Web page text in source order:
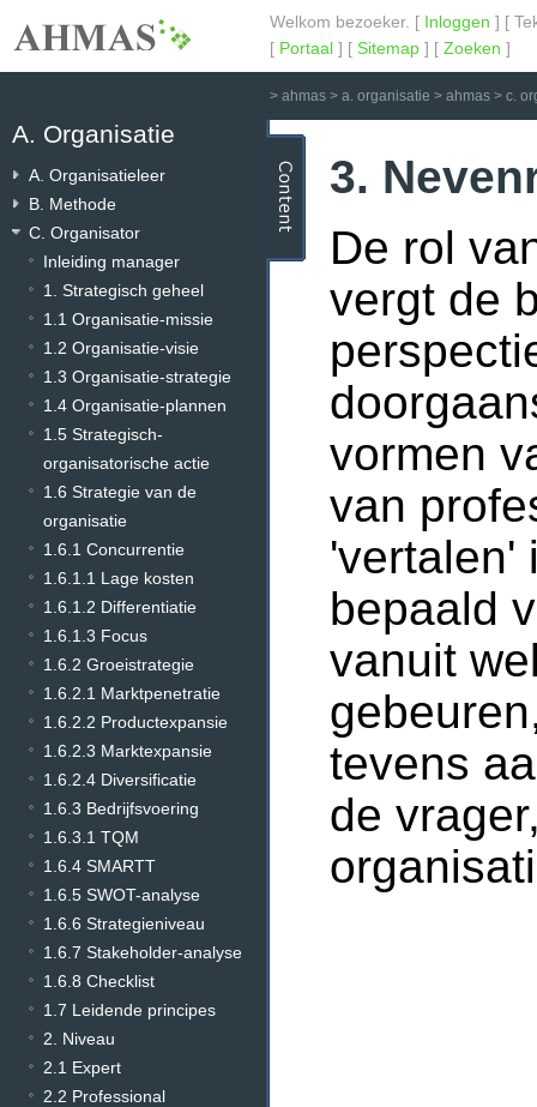
Welkom bezoeker. [ Inloggen ] [
[ Portaal ] [ Sitemap ] [ Zoeken ]
> ahmas > a. organisatie > ahmas > c.
A. Organisatie
A. Organisatieleer
B. Methode
C. Organisator
Inleiding manager
1. Strategisch geheel
1.1 Organisatie-missie
1.2 Organisatie-visie
1.3 Organisatie-strategie
1.4 Organisatie-plannen
1.5 Strategisch-
organisatorische actie
1.6 Strategie van de
organisatie
1.6.1 Concurrentie
1.6.1.1 Lage kosten
1.6.1.2 Differentiatie
1.6.1.3 Focus
1.6.2 Groeistrategie
1.6.2.1 Marktpenetratie
1.6.2.2 Productexpansie
1.6.2.3 Marktexpansie
1.6.2.4 Diversificatie
1.6.3 Bedrijfsvoering
1.6.3.1 TQM
1.6.4 SMARTT
1.6.5 SWOT-analyse
1.6.6 Strategieniveau
1.6.7 Stakeholder-analyse
1.6.8 Checklist
1.7 Leidende principes
2. Niveau
2.1 Expert
2.2 Professional
3.
De rol
vergt de
vormen
van
'vertalen'
bepaald
vanuit
tevens
de